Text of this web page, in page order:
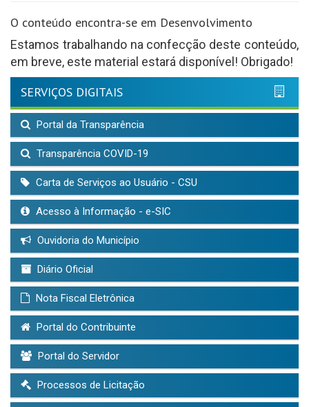
O conteúdo encontra-se em Desenvolvimento
Estamos trabalhando na confecção deste conteúdo,
em breve, este material estará disponível! Obrigado!
SERVIÇOS DIGITAIS
Portal da Transparência
Transparência COVID-19
Carta de Serviços ao Usuário - CSU
Acesso à Informação - e-SIC
Ouvidoria do Município
Diário Oficial
Nota Fiscal Eletrônica
Portal do Contribuinte
Portal do Servidor
Processos de Licitação